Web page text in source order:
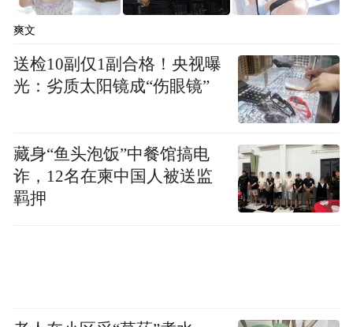
爽文
送检10副仅1副合格！央视曝
光：劣质太阳镜成“伤眼镜”
藏身“鱼头泡饭”中餐馆搞电
诈，12名在柬中国人被送监
羁押